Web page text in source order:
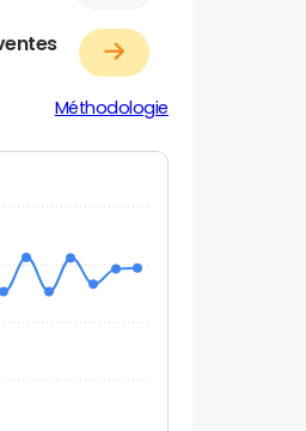
Méthodologie